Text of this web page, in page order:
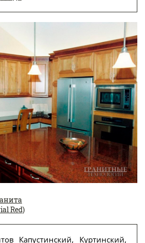
Red)
Капустинский, Куртинский,